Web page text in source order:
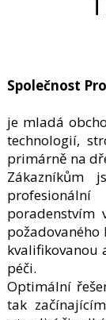
Společnost
je mladá
technologií,
primárně na
Zákazníkům
poradenstvím
požadovaného
kvalifikovanou
péči.
Optimální
tak